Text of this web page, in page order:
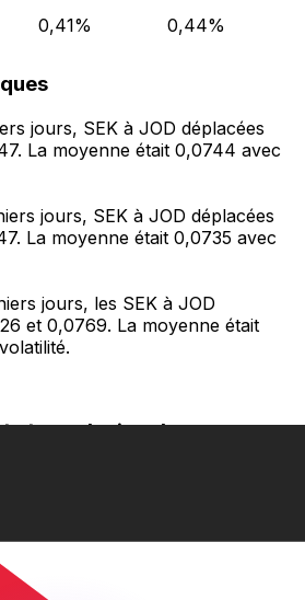
0,41% 0,44%
jours, SEK à JOD déplacées
La moyenne était 0,0744 avec
jours, SEK à JOD déplacées
La moyenne était 0,0735 avec
jours, les SEK à JOD
et 0,0769. La moyenne était
et vos devises lorsque vous
toutes les fonctionnalités
transferts d'argent internationaux
Convertissez des devises,
de taux et transférez de
frais cachés. Téléchargez